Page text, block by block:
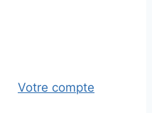
Votre compte